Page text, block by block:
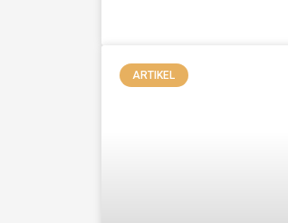
ARTIKEL